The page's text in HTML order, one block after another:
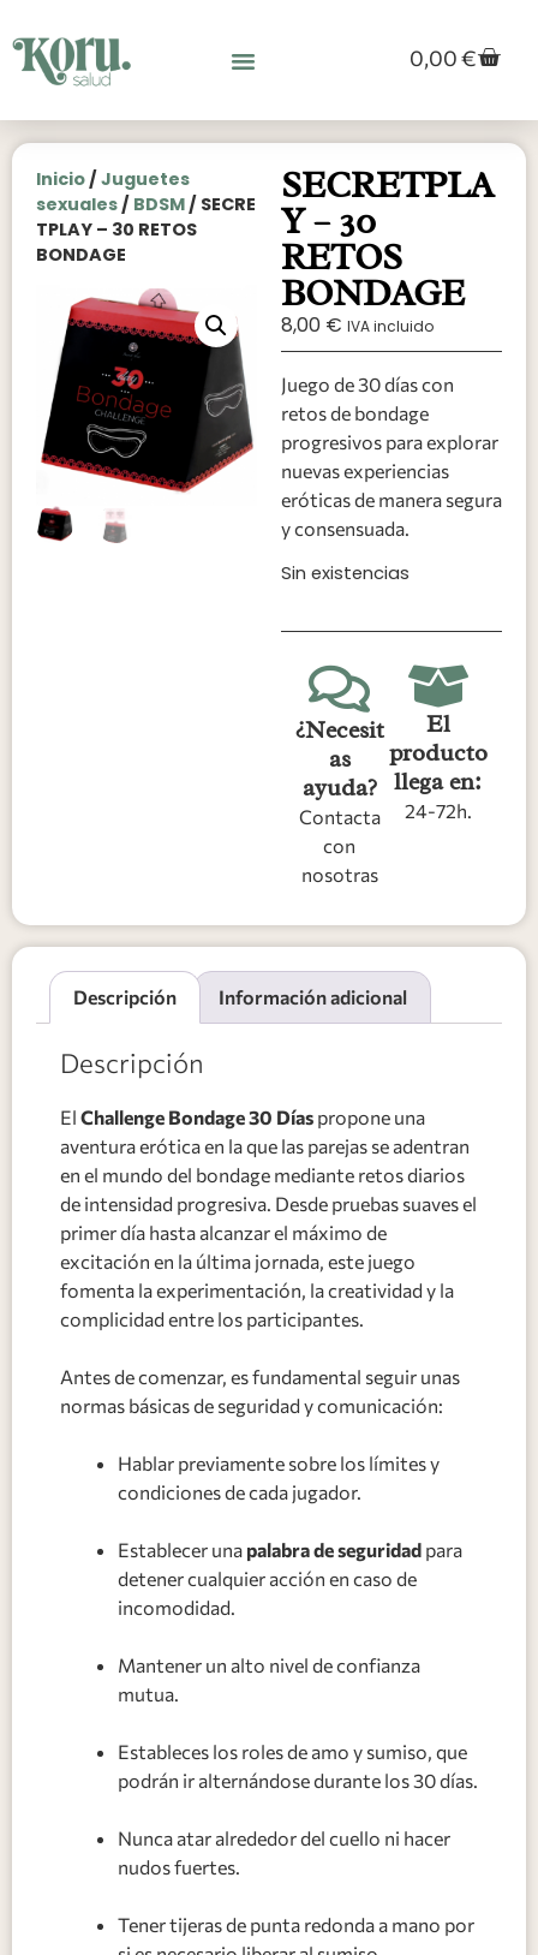
0,00€
Inicio /Juguetes
sexuales / BDSM / SECRE
TPLAY – 30 RETOS
BONDAGE
SECRETPLA
Y – 30
RETOS
BONDAGE
8,00 € IVA incluido
Juego de 30 días con
retos de bondage
progresivos para explorar
nuevas experiencias
eróticas de manera segura
y consensuada.
Sin existencias
¿Necesit
as
ayuda?
Contacta
con
nosotras
El
producto
llega en:
24-72h.
Descripción Información adicional
Descripción
El Challenge Bondage 30 Días propone una
aventura erótica en la que las parejas se adentran
en el mundo del bondage mediante retos diarios
de intensidad progresiva. Desde pruebas suaves el
primer día hasta alcanzar el máximo de
excitación en la última jornada, este juego
fomenta la experimentación, la creatividad y la
complicidad entre los participantes.
Antes de comenzar, es fundamental seguir unas
normas básicas de seguridad y comunicación:
Hablar previamente sobre los límites y
condiciones de cada jugador.
Establecer una palabra de seguridad para
detener cualquier acción en caso de
incomodidad.
Mantener un alto nivel de confianza
mutua.
Estableces los roles de amo y sumiso, que
podrán ir alternándose durante los 30 días.
Nunca atar alrededor del cuello ni hacer
nudos fuertes.
Tener tijeras de punta redonda a mano por